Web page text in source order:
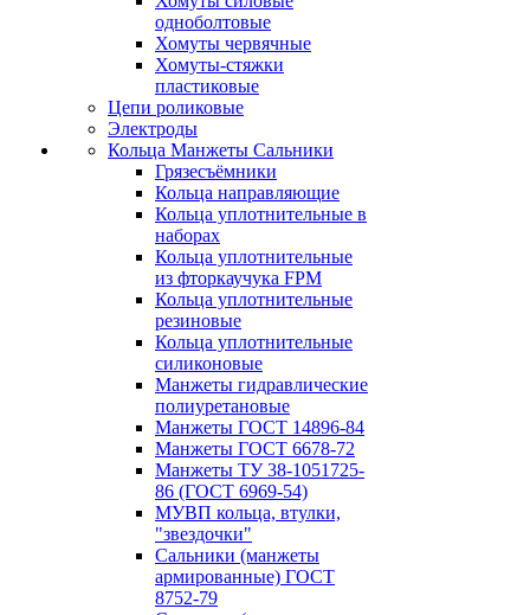
одноболтовые
Хомуты червячные
Хомуты-стяжки
пластиковые
Цепи роликовые
Электроды
Кольца Манжеты Сальники
Грязесъёмники
Кольца направляющие
Кольца уплотнительные в
наборах
Кольца уплотнительные
из фторкаучука FPM
Кольца уплотнительные
резиновые
Кольца уплотнительные
силиконовые
Манжеты гидравлические
полиуретановые
Манжеты ГОСТ 14896-84
Манжеты ГОСТ 6678-72
Манжеты ТУ 38-1051725-
86 (ГОСТ 6969-54)
МУВП кольца, втулки,
"звездочки"
Сальники (манжеты
армированные) ГОСТ
8752-79